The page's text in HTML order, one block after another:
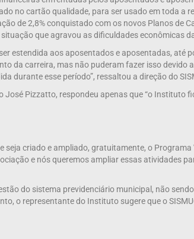
no cartão qualidade, para ser usado em toda a
de 2,8% conquistado com os novos Planos de
que agravou as dificuldades econômicas
estendida aos aposentados e aposentadas, até
da carreira, mas não puderam fazer isso devido
durante esse período”, ressaltou a direção do
José Pizzatto, respondeu apenas que “o Instituto
seja criado e ampliado, gratuitamente, o
e nós queremos ampliar essas atividades
do sistema previdenciário municipal, não
o representante do Instituto sugere que o